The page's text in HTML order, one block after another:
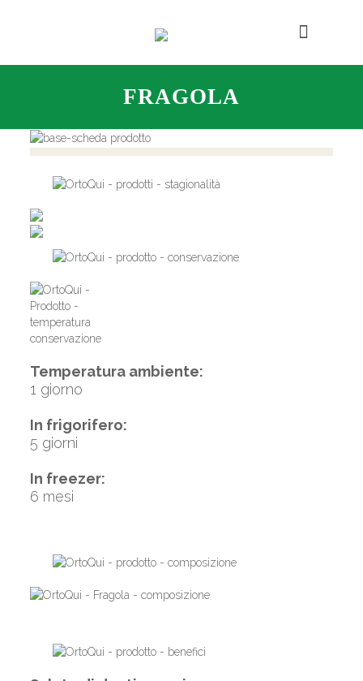
FRAGOLA
Temperatura ambiente:
1 giorno
In frigorifero:
5 giorni
In freezer:
6 mesi